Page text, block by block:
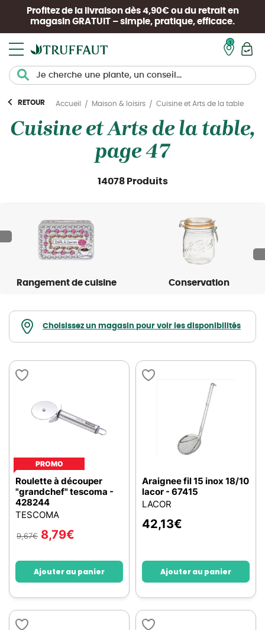
Profitez de la livraison dès 4,90€ ou du retrait en
magasin GRATUIT – simple, pratique, efficace.
RETOUR Accueil Maison & loisirs Cuisine et Arts de la table
Cuisine et Arts de la table,
page 47
14078 Produits
Rangement de cuisine Conservation
Choisissez un magasin pour voir les disponibilités
PROMO
Roulette à découper
"grandchef" tescoma -
428244
TESCOMA
9,67€ 8,79€
Ajouter au panier
Araignee fil 15 inox 18/10
lacor - 67415
LACOR
42,13€
Ajouter au panier